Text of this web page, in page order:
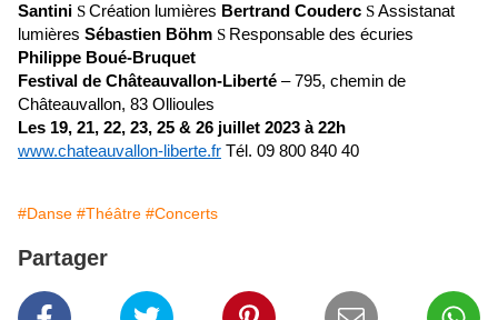
Santini SCréation lumières Bertrand Couderc SAssistanat
lumières Sébastien Böhm S Responsable des écuries
Philippe Boué-Bruquet
Festival de Châteauvallon-Liberté – 795, chemin de
Châteauvallon, 83 Ollioules
Les 19, 21, 22, 23, 25 & 26 juillet 2023 à 22h
www.chateauvallon-liberte.fr Tél. 09 800 840 40
#Danse #Théâtre #Concerts
Partager